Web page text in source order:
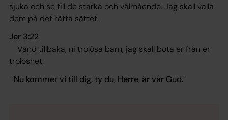
sjuka och se till de starka och välmående. Jag skall valla
dem på det rätta sättet.
Jer 3:22
Vänd tillbaka, ni trolösa barn, jag skall bota er från er
trolöshet.
"Nu kommer vi till dig, ty du, Herre, är vår Gud."